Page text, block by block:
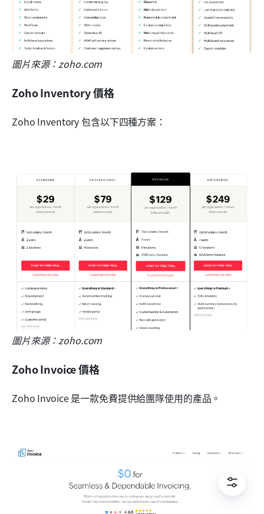
圖片來源：zoho.com
Zoho Inventory 價格
Zoho Inventory 包含以下四種方案：
圖片來源：zoho.com
Zoho Invoice 價格
Zoho Invoice 是一款免費提供給團隊使用的產品。